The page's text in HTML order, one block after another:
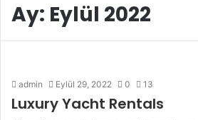
Ay: Eylül 2022
admin Eylül 29, 2022 0 13
Luxury Yacht Rentals